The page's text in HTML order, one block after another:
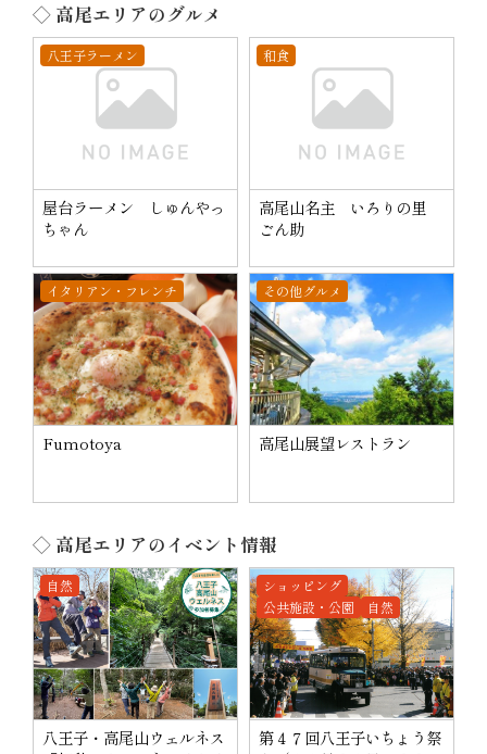
◇ 高尾エリアのグルメ
八王子ラーメン
屋台ラーメン しゅんやっ
ちゃん
和食
高尾山名主 いろりの里
ごん助
イタリアン・フレンチ
Fumotoya
その他グルメ
高尾山展望レストラン
◇ 高尾エリアのイベント情報
自然
八王子・高尾山ウェルネス
ショッピング
公共施設・公園
自然
第４７回八王子いちょう祭